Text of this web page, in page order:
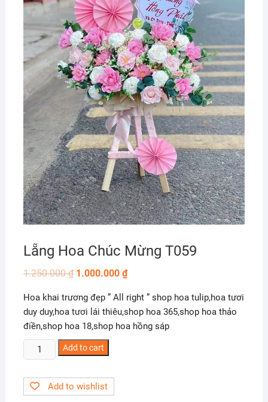
Lẵng Hoa Chúc Mừng T059
1.250.000₫ 1.000.000 ₫
Hoa khai trương đẹp ” All right ” shop hoa tulip,hoa tươi
duy duy,hoa tươi lái thiêu,shop hoa 365,shop hoa thảo
điền,shop hoa 18,shop hoa hồng sáp
Lẵng
Hoa
Mừng
Add to cart
Add to wishlist